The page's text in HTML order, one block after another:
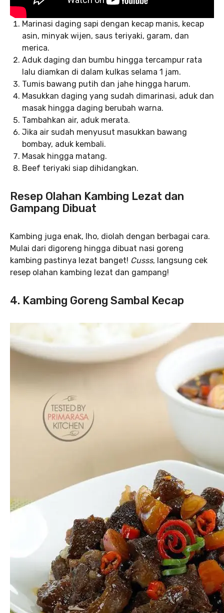
Marinasi daging sapi dengan kecap manis, kecap
asin, minyak wijen, saus teriyaki, garam, dan
merica.
Aduk daging dan bumbu hingga tercampur rata
lalu diamkan di dalam kulkas selama 1 jam.
Tumis bawang putih dan jahe hingga harum.
Masukkan daging yang sudah dimarinasi, aduk dan
masak hingga daging berubah warna.
Tambahkan air, aduk merata.
Jika air sudah menyusut masukkan bawang
bombay, aduk kembali.
Masak hingga matang.
Beef teriyaki siap dihidangkan.
Resep Olahan Kambing Lezat dan
Gampang Dibuat
Kambing juga enak, lho, diolah dengan berbagai cara.
Mulai dari digoreng hingga dibuat nasi goreng
kambing pastinya lezat banget! Cusss, langsung cek
resep olahan kambing lezat dan gampang!
4. Kambing Goreng Sambal Kecap